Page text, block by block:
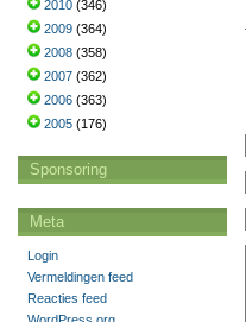
2010 (346)
2009 (364)
2008 (358)
2007 (362)
2006 (363)
2005 (176)
Sponsoring
Meta
Login
Vermeldingen feed
Reacties feed